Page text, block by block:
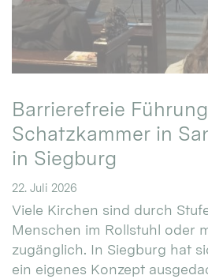
Barrierefreie
Schatzkammer in
in Siegburg
22. Juli 2026
Viele Kirchen sind durch
Menschen im Rollstuhl oder
zugänglich. In Siegburg hat
ein eigenes Konzept